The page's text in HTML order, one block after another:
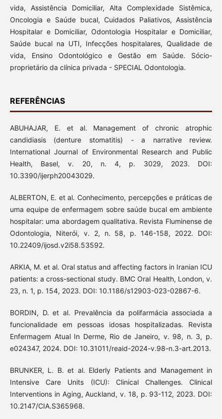
vida, Assistência Domiciliar, Alta Complexidade Sistêmica,
Oncologia e Saúde bucal, Cuidados Paliativos, Assistência
Hospitalar e Domiciliar, Odontologia Hospitalar e Domiciliar,
Saúde bucal na UTI, Infecções hospitalares, Qualidade de
vida, Ensino Odontológico e Gestão em Saúde. Sócio-
proprietário da clínica privada - SPECIAL Odontologia.
REFERÊNCIAS
ABUHAJAR, E. et al. Management of chronic atrophic
candidiasis (denture stomatitis) - a narrative review.
International Journal of Environmental Research and Public
Health, Basel, v. 20, n. 4, p. 3029, 2023. DOI:
10.3390/ijerph20043029.
ALBERTON, E. et al. Conhecimento, percepções e práticas de
uma equipe de enfermagem sobre saúde bucal em ambiente
hospitalar: uma abordagem qualitativa. Revista Fluminense de
Odontologia, Niterói, v. 2, n. 58, p. 146-158, 2022. DOI:
10.22409/ijosd.v2i58.53592.
ARKIA, M. et al. Oral status and affecting factors in Iranian ICU
patients: a cross-sectional study. BMC Oral Health, London, v.
23, n. 1, p. 154, 2023. DOI: 10.1186/s12903-023-02867-6.
BORDIN, D. et al. Prevalência da polifarmácia associada a
funcionalidade em pessoas idosas hospitalizadas. Revista
Enfermagem Atual In Derme, Rio de Janeiro, v. 98, n. 3, p.
e024347, 2024. DOI: 10.31011/reaid-2024-v.98-n.3-art.2013.
BRUNKER, L. B. et al. Elderly Patients and Management in
Intensive Care Units (ICU): Clinical Challenges. Clinical
Interventions in Aging, Auckland, v. 18, p. 93-112, 2023. DOI:
10.2147/CIA.S365968.